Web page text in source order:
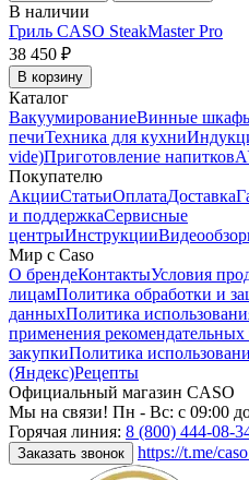
В наличии
Гриль CASO SteakMaster Pro
38 450 ₽
В корзину
Каталог
ВакуумированиеВинные
печиТехника для кухни
vide)Приготовление напитков
Покупателю
АкцииСтатьиОплатаДоставка
и поддержкаСервисные
центрыИнструкции
Мир с Caso
О брендеКонтактыУсловия
лицамПолитика обработки и
данныхПолитика
применения рекомендательных
закупкиПолитика
(Яндекс)Рецепты
Официальный магазин CASO
Мы на связи! Пн - Вс: с 09:00
Горячая линия: 8 (800) 444-08-
Заказать звонок https://t.me/